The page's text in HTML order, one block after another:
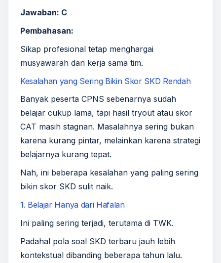
Jawaban: C
Pembahasan:
Sikap profesional tetap menghargai
musyawarah dan kerja sama tim.
Kesalahan yang Sering Bikin Skor SKD Rendah
Banyak peserta CPNS sebenarnya sudah
belajar cukup lama, tapi hasil tryout atau skor
CAT masih stagnan. Masalahnya sering bukan
karena kurang pintar, melainkan karena strategi
belajarnya kurang tepat.
Nah, ini beberapa kesalahan yang paling sering
bikin skor SKD sulit naik.
1. Belajar Hanya dari Hafalan
Ini paling sering terjadi, terutama di TWK.
Padahal pola soal SKD terbaru jauh lebih
kontekstual dibanding beberapa tahun lalu.